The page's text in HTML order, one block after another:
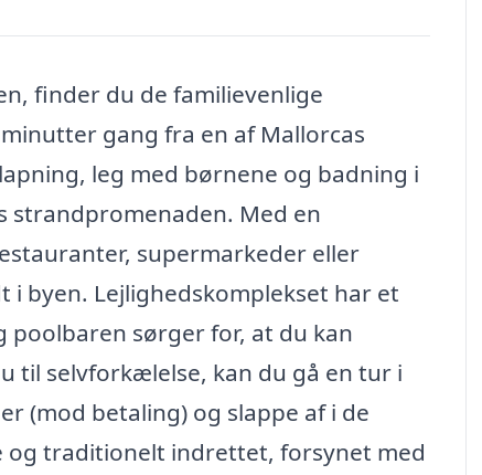
finder du de familievenlige
gang fra en af Mallorcas
leg med børnene og badning i
strandpromenaden. Med en
supermarkeder eller
i byen. Lejlighedskomplekset har et
sørger for, at du kan
til selvforkælelse, kan du gå en tur i
(mod betaling) og slappe af i de
og traditionelt indrettet, forsynet med